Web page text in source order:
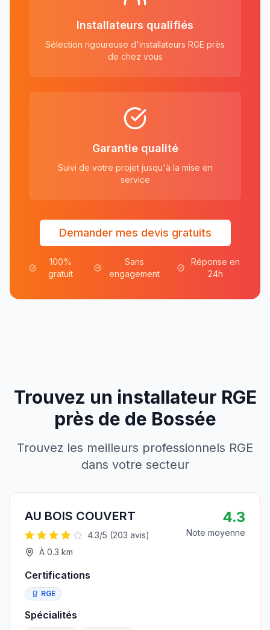
Installateurs qualifiés
Sélection rigoureuse d'installateurs RGE près
de chez vous
Garantie qualité
Suivi de votre projet jusqu'à la mise en
service
Demander mes devis gratuits
100%
gratuit
Sans
engagement
Réponse en
24h
Trouvez un installateur RGE
près de de Bossée
Trouvez les meilleurs professionnels RGE
dans votre secteur
AU BOIS COUVERT
4.3/5 (203 avis)
À 0.3 km
4.3
Note moyenne
Certifications
RGE
Spécialités